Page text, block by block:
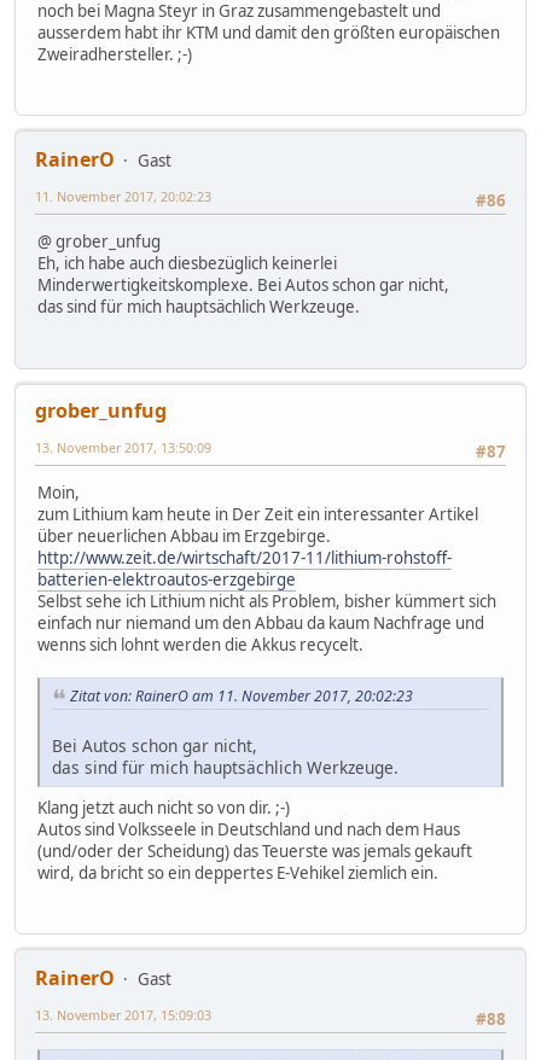
noch bei Magna Steyr in Graz zusammengebastelt und
ausserdem habt ihr KTM und damit den größten europäischen
Zweiradhersteller. ;-)
RainerO
Gast
#86
11. November 2017, 20:02:23
@ grober_unfug
Eh, ich habe auch diesbezüglich keinerlei
Minderwertigkeitskomplexe. Bei Autos schon gar nicht,
das sind für mich hauptsächlich Werkzeuge.
grober_unfug
#87
13. November 2017, 13:50:09
Moin,
zum Lithium kam heute in Der Zeit ein interessanter Artikel
über neuerlichen Abbau im Erzgebirge.
http://www.zeit.de/wirtschaft/2017-11/lithium-rohstoff-
batterien-elektroautos-erzgebirge
Selbst sehe ich Lithium nicht als Problem, bisher kümmert sich
einfach nur niemand um den Abbau da kaum Nachfrage und
wenns sich lohnt werden die Akkus recycelt.
Zitat von: RainerO am 11. November 2017, 20:02:23
Bei Autos schon gar nicht,
das sind für mich hauptsächlich Werkzeuge.
Klang jetzt auch nicht so von dir. ;-)
Autos sind Volksseele in Deutschland und nach dem Haus
(und/oder der Scheidung) das Teuerste was jemals gekauft
wird, da bricht so ein deppertes E-Vehikel ziemlich ein.
RainerO
Gast
#88
13. November 2017, 15:09:03